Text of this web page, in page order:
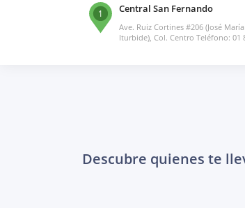
1 Central San Fernando
Ave. Ruiz Cortines #206 (José
Iturbide), Col. Centro Teléfono: 01
Descubre quienes te